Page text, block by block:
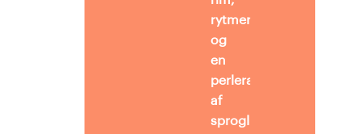
rytmer
og
en
perlerække
af
sproglige